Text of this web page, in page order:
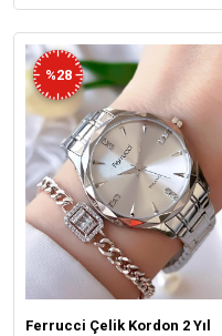
%28
Ferrucci Çelik Kordon 2 Yıl